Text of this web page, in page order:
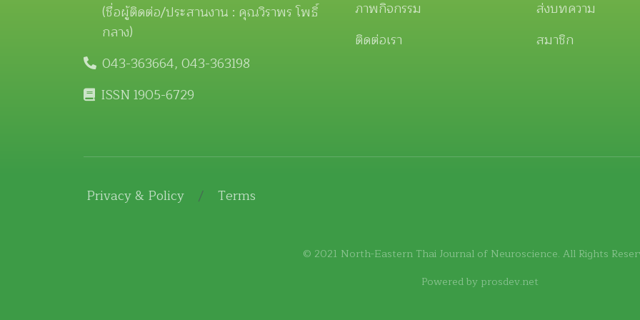
(ชื่อผู้ติดต่อ/ประสานงาน : คุณวิราพร โพธิ์
กลาง)
043-363664, 043-363198
ISSN 1905-6729
ภาพกิจกรรม
ติดต่อเรา
ส่งบทความ
สมาชิก
Privacy & Policy / Terms
© 2021 North-Eastern Thai Journal of Neuroscience. All Rights
Powered by prosdev.net